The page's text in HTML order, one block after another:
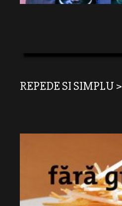
REPEDE SI SIMPLU >